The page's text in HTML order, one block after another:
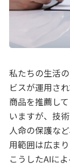
私たちの生活
ビスが運用さ
商品を推薦し
いますが、技
人命の保護な
用範囲は広まり
こうしたAIに